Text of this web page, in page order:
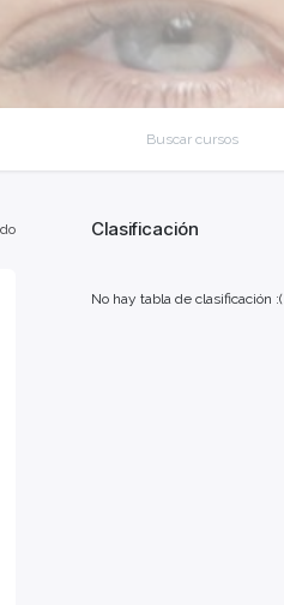
Clasificación
No hay tabla de clasificación :(